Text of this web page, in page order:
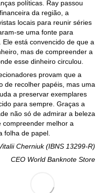
políticas. Ray passou
da região, a
locais para reunir séries
se uma fonte para
está convencido de que a
mas de compreender a
esse dinheiro circulou.
provam que a
de recolher papéis, mas uma
a preservar exemplares
para sempre. Graças a
não só de admirar a beleza
compreender melhor a
folha de papel.
Cherniuk (IBNS 13299-R)
CEO World Banknote Store